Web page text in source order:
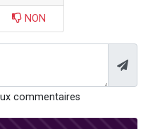
NON
commentaires